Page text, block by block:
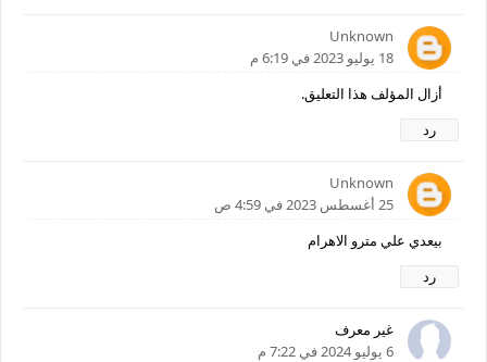
Unknown
18 يوليو 2023 في 6:19 م
أزال المؤلف هذا التعليق.
رد
Unknown
25 أغسطس 2023 في 4:59 ص
بيعدي علي مترو الاهرام
رد
غير معرف
6 يوليو 2024 في 7:22 م